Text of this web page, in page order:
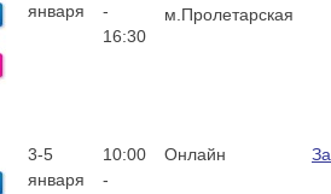
января
-
16:30
м.Пролетарская
3-5
января
10:00
-
Онлайн